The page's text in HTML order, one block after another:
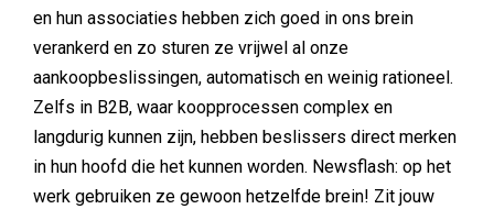
en hun associaties hebben zich goed in ons brein
verankerd en zo sturen ze vrijwel al onze
aankoopbeslissingen, automatisch en weinig rationeel.
Zelfs in B2B, waar koopprocessen complex en
langdurig kunnen zijn, hebben beslissers direct merken
in hun hoofd die het kunnen worden. Newsflash: op het
werk gebruiken ze gewoon hetzelfde brein! Zit jouw